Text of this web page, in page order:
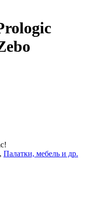
, Палатки, мебель и др.